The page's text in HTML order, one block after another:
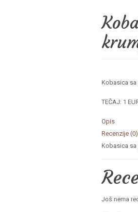
Kobasica
TEČAJ: 1
Opis
Recenzije (0)
Kobasica
Još nema